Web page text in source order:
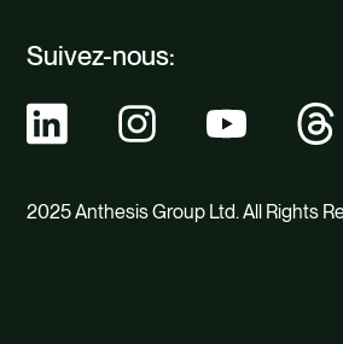
Suivez-nous:
2025 Anthesis Group Ltd. All Rights